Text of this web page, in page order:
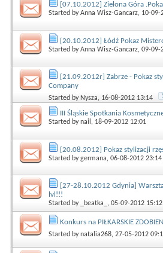
[07.10.2012] Zielona Góra
Started byAnna Wisz-Gancarz, 10-09-
[20.10.2012] Łódź Pokaz
Started byAnna Wisz-Gancarz, 09-09-
[21.09.2012r] Zabrze - Pokaz
Company
Started by Nysza, 16-08-2012 13:14
III Śląskie Spotkania
Started bynail , 18-09-2012 12:01
[20.08.2012] Pokaz stylizacji
Started bygermana, 06-08-2012 23:14
[27-28.10.2012 Gdynia]
lvl!!!
Started by _beatka_ , 05-09-2012 15:12
Konkurs na PIŁKARSKIE
Started bynatalia268, 27-05-2012